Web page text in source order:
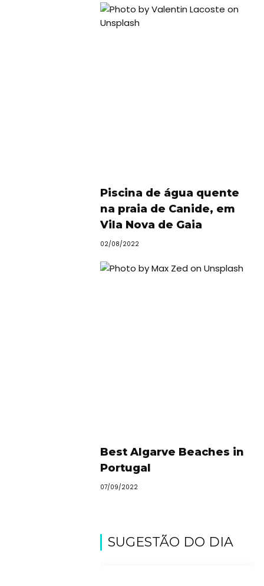
Piscina de água quente
na praia de Canide, em
Vila Nova de Gaia
02/08/2022
Best Algarve Beaches in
Portugal
07/09/2022
SUGESTÃO DO DIA